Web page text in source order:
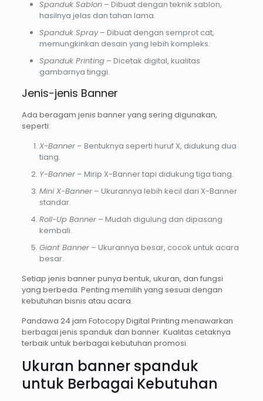
Spanduk Sablon– Dibuat dengan teknik sablon,
hasilnya jelas dan tahan lama.
Spanduk Spray– Dibuat dengan semprot cat,
memungkinkan desain yang lebih kompleks.
Spanduk Printing– Dicetak digital, kualitas
gambarnya tinggi.
Jenis-jenis Banner
Ada beragam jenis banner yang sering digunakan,
seperti:
X-Banner– Bentuknya seperti huruf X, didukung dua
tiang.
Y-Banner– Mirip X-Banner tapi didukung tiga tiang.
Mini X-Banner– Ukurannya lebih kecil dari X-Banner
standar.
Roll-Up Banner– Mudah digulung dan dipasang
kembali.
Giant Banner– Ukurannya besar, cocok untuk acara
besar.
Setiap jenis banner punya bentuk, ukuran, dan fungsi
yang berbeda. Penting memilih yang sesuai dengan
kebutuhan bisnis atau acara.
Pandawa 24 jam Fotocopy Digital Printing menawarkan
berbagai jenis spanduk dan banner. Kualitas cetaknya
terbaik untuk berbagai kebutuhan promosi.
Ukuran banner spanduk
untuk Berbagai Kebutuhan